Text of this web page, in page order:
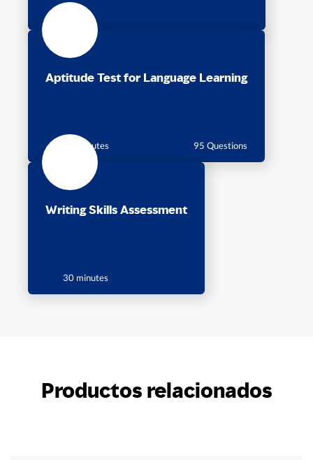
Aptitude Test for Language Learning
30 Minutes 95 Questions
Writing Skills Assessment
30 minutes
Productos relacionados